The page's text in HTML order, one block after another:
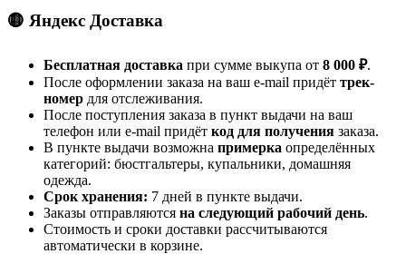
🟡 Яндекс Доставка
Бесплатная доставка при сумме выкупа от 8 000 ₽.
После оформлении заказа на ваш e-mail придёт трек-
номер для отслеживания.
После поступления заказа в пункт выдачи на ваш
телефон или e-mail придёт код для получения заказа.
В пункте выдачи возможна примерка определённых
категорий: бюстгальтеры, купальники, домашняя
одежда.
Срок хранения: 7 дней в пункте выдачи.
Заказы отправляются на следующий рабочий день.
Стоимость и сроки доставки рассчитываются
автоматически в корзине.